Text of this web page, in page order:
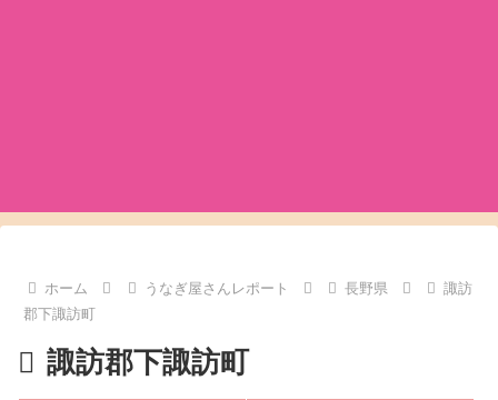
ホーム うなぎ屋さんレポート 長野県
諏訪
郡下諏訪町
諏訪郡下諏訪町